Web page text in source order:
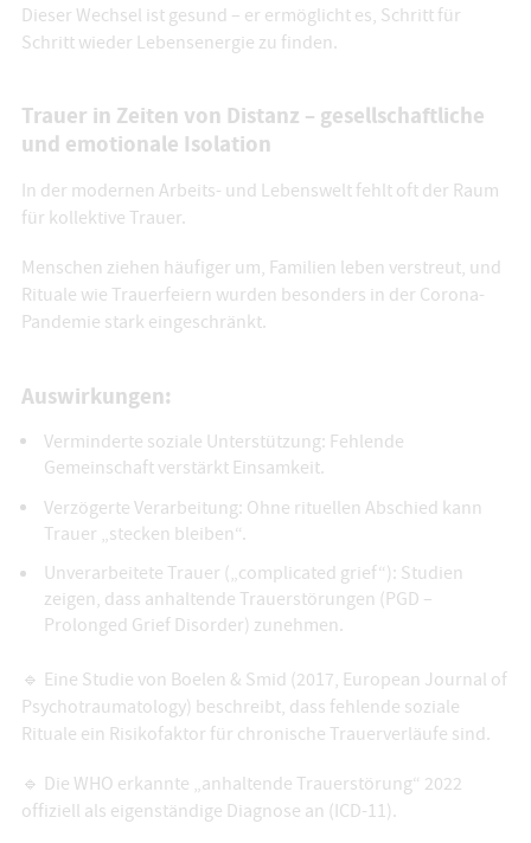
Dieser Wechsel ist gesund – er ermöglicht es, Schritt für
Schritt wieder Lebensenergie zu finden.
Trauer in Zeiten von Distanz – gesellschaftliche
und emotionale Isolation
In der modernen Arbeits- und Lebenswelt fehlt oft der Raum
für kollektive Trauer.
Menschen ziehen häufiger um, Familien leben verstreut, und
Rituale wie Trauerfeiern wurden besonders in der Corona-
Pandemie stark eingeschränkt.
Auswirkungen:
Verminderte soziale Unterstützung: Fehlende
Gemeinschaft verstärkt Einsamkeit.
Verzögerte Verarbeitung: Ohne rituellen Abschied kann
Trauer „stecken bleiben“.
Unverarbeitete Trauer („complicated grief“): Studien
zeigen, dass anhaltende Trauerstörungen (PGD –
Prolonged Grief Disorder) zunehmen.
🔹 Eine Studie von Boelen & Smid (2017, European Journal of
Psychotraumatology) beschreibt, dass fehlende soziale
Rituale ein Risikofaktor für chronische Trauerverläufe sind.
🔹 Die WHO erkannte „anhaltende Trauerstörung“ 2022
offiziell als eigenständige Diagnose an (ICD-11).